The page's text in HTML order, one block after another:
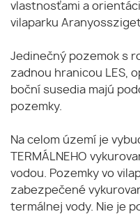
vlastnosťami a
vilaparku
Jedinečný pozemok s
zadnou hranicou LES,
boční susedia majú
pozemky.
Na celom území je
TERMÁLNEHO
vodou. Pozemky vo
zabezpečené
termálnej vody. Nie je